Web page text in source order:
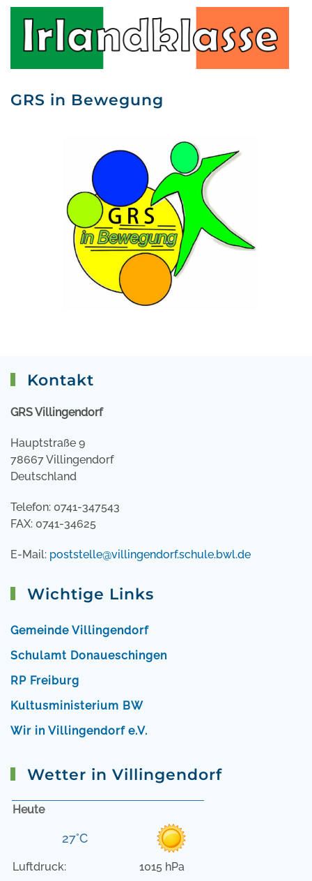
GRS in Bewegung
Kontakt
GRS Villingendorf
Hauptstraße 9
78667 Villingendorf
Deutschland
Telefon: 0741-347543
FAX: 0741-34625
E-Mail: poststelle@villingendorf.schule.bwl.de
Wichtige Links
Gemeinde Villingendorf
Schulamt Donaueschingen
RP Freiburg
Kultusministerium BW
Wir in Villingendorf e.V.
Wetter in Villingendorf
Heute
27°C
Luftdruck:
1015 hPa